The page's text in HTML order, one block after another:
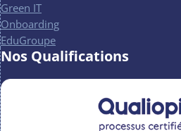
Green IT
Onboarding
EduGroupe
Nos Qualifications